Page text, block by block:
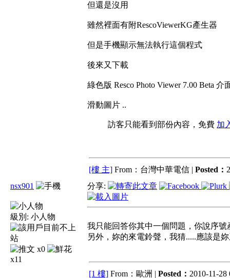
但還是沒用
雖然裡面有附RescoViewerKG產生器
但是手機顯示無法執行這個程式
後來又下載
綠色版 Resco Photo Viewer 7.00 Beta 介
滑動圖片 ..
訪客只能看到部份內容，免費 加
[樓 主] From：台灣中華電信 | Posted：
nsx901
級別: 小人物
x0
x11
分享:
我只能回答你其中一個問題，你說序
另外，妳的來電鈴聲，我猜.....應該是
[1 樓] From：歐洲 | Posted： 2010-11-28